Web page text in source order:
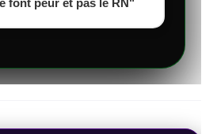
font peur et pas le RN"